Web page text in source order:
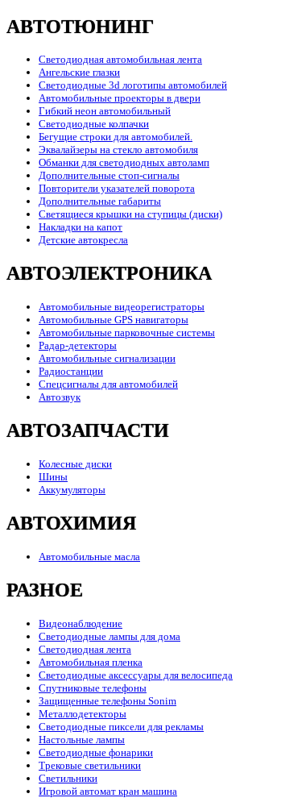
АВТОТЮНИНГ
Светодиодная автомобильная лента
Ангельские глазки
Светодиодные 3d логотипы автомобилей
Автомобильные проекторы в двери
Гибкий неон автомобильный
Светодиодные колпачки
Бегущие строки для автомобилей.
Эквалайзеры на стекло автомобиля
Обманки для светодиодных автоламп
Дополнительные стоп-сигналы
Повторители указателей поворота
Дополнительные габариты
Светящиеся крышки на ступицы (диски)
Накладки на капот
Детские автокресла
АВТОЭЛЕКТРОНИКА
Автомобильные видеорегистраторы
Автомобильные GPS навигаторы
Автомобильные парковочные системы
Радар-детекторы
Автомобильные сигнализации
Радиостанции
Спецсигналы для автомобилей
Автозвук
АВТОЗАПЧАСТИ
Колесные диски
Шины
Аккумуляторы
АВТОХИМИЯ
Автомобильные масла
РАЗНОЕ
Видеонаблюдение
Светодиодные лампы для дома
Светодиодная лента
Автомобильная пленка
Светодиодные аксессуары для велосипеда
Спутниковые телефоны
Защищенные телефоны Sonim
Металлодетекторы
Светодиодные пиксели для рекламы
Настольные лампы
Светодиодные фонарики
Трековые светильники
Светильники
Игровой автомат кран машина